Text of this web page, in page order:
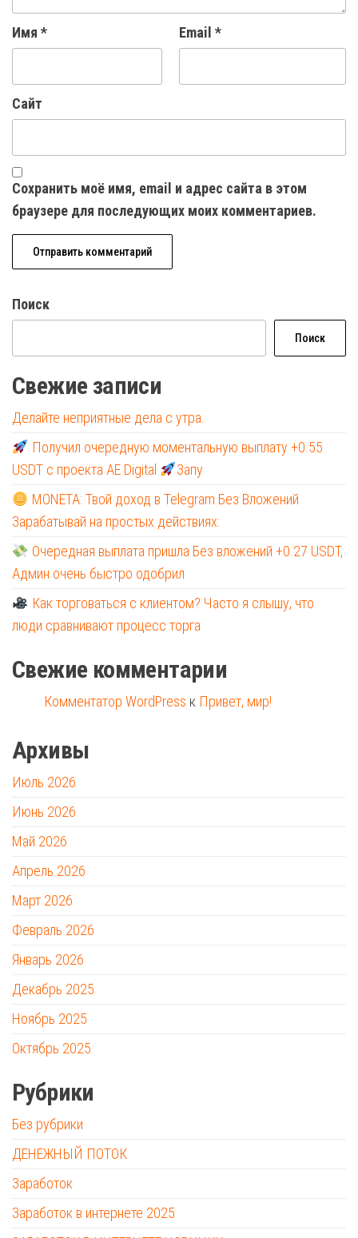
Имя * Email *
Сайт
Сохранить моё имя, email и адрес сайта в этом
браузере для последующих моих комментариев.
Поиск
Поиск
Свежие записи
Делайте неприятные дела с утра.
Получил очередную моментальную выплату +0.55
USDT с проекта AE Digital
Запу
MONETA: Твой доход в Telegram Без Вложений
Зарабатывай на простых действиях:
Очередная выплата пришла Без вложений +0.27 USDT,
Админ очень быстро одобрил
Как торговаться с клиентом? Часто я слышу, что
люди сравнивают процесс торга
Свежие комментарии
Комментатор WordPress к Привет, мир!
Архивы
Июль 2026
Июнь 2026
Май 2026
Апрель 2026
Март 2026
Февраль 2026
Январь 2026
Декабрь 2025
Ноябрь 2025
Октябрь 2025
Рубрики
Без рубрики
ДЕНЕЖНЫЙ ПОТОК
Заработок
Заработок в интернете 2025